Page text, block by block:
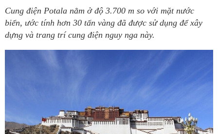
Cung điện Potala nằm ở độ 3.700 m so với mặt nước
biển, ước tính hơn 30 tấn vàng đã được sử dụng để xây
dựng và trang trí cung điện nguy nga này.